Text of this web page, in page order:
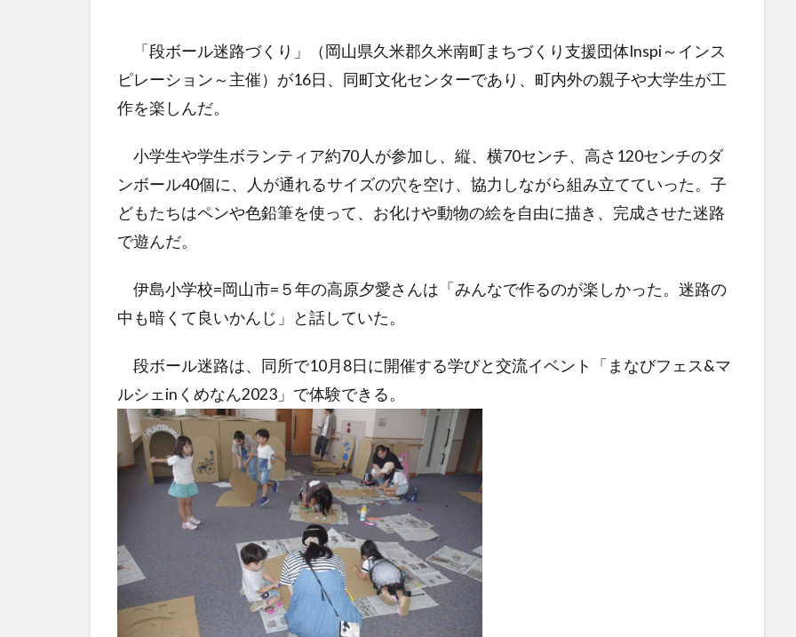
「段ボール迷路づくり」（岡山県久米郡久米南町まちづくり支援団体Inspi～インス
ピレーション～主催）が16日、同町文化センターであり、町内外の親子や大学生が工
作を楽しんだ。
小学生や学生ボランティア約70人が参加し、縦、横70センチ、高さ120センチのダ
ンボール40個に、人が通れるサイズの穴を空け、協力しながら組み立てていった。子
どもたちはペンや色鉛筆を使って、お化けや動物の絵を自由に描き、完成させた迷路
で遊んだ。
伊島小学校=岡山市=５年の高原夕愛さんは「みんなで作るのが楽しかった。迷路の
中も暗くて良いかんじ」と話していた。
段ボール迷路は、同所で10月8日に開催する学びと交流イベント「まなびフェス&マ
ルシェinくめなん2023」で体験できる。